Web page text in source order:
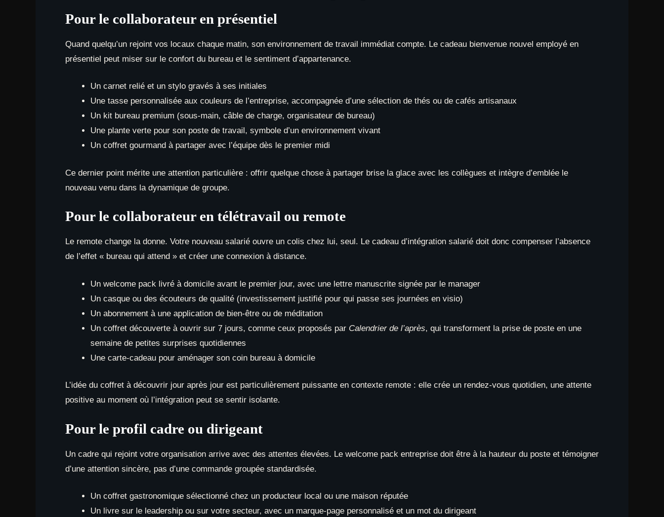
Pour le collaborateur en présentiel
Quand quelqu’un rejoint vos locaux chaque matin, son environnement de travail immédiat compte. Le cadeau bienvenue nouvel employé en
présentiel peut miser sur le confort du bureau et le sentiment d’appartenance.
Un carnet relié et un stylo gravés à ses initiales
Une tasse personnalisée aux couleurs de l’entreprise, accompagnée d’une sélection de thés ou de cafés artisanaux
Un kit bureau premium (sous-main, câble de charge, organisateur de bureau)
Une plante verte pour son poste de travail, symbole d’un environnement vivant
Un coffret gourmand à partager avec l’équipe dès le premier midi
Ce dernier point mérite une attention particulière : offrir quelque chose à partager brise la glace avec les collègues et intègre d’emblée le
nouveau venu dans la dynamique de groupe.
Pour le collaborateur en télétravail ou remote
Le remote change la donne. Votre nouveau salarié ouvre un colis chez lui, seul. Le cadeau d’intégration salarié doit donc compenser l’absence
de l’effet « bureau qui attend » et créer une connexion à distance.
Un welcome pack livré à domicile avant le premier jour, avec une lettre manuscrite signée par le manager
Un casque ou des écouteurs de qualité (investissement justifié pour qui passe ses journées en visio)
Un abonnement à une application de bien-être ou de méditation
Un coffret découverte à ouvrir sur 7 jours, comme ceux proposés par Calendrier de l’après, qui transforment la prise de poste en une
semaine de petites surprises quotidiennes
Une carte-cadeau pour aménager son coin bureau à domicile
L’idée du coffret à découvrir jour après jour est particulièrement puissante en contexte remote : elle crée un rendez-vous quotidien, une attente
positive au moment où l’intégration peut se sentir isolante.
Pour le profil cadre ou dirigeant
Un cadre qui rejoint votre organisation arrive avec des attentes élevées. Le welcome pack entreprise doit être à la hauteur du poste et témoigner
d’une attention sincère, pas d’une commande groupée standardisée.
Un coffret gastronomique sélectionné chez un producteur local ou une maison réputée
Un livre sur le leadership ou sur votre secteur, avec un marque-page personnalisé et un mot du dirigeant